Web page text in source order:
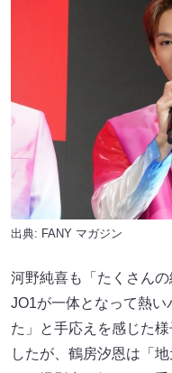
出典: FANY マガジン
河野純喜も「たくさんの
JO1が一体となって熱い
た」と手応えを感じた
したが、鶴房汐恩は「